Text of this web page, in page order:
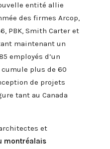
entité allie
des firmes Arcop,
PBK, Smith Carter et
maintenant un
employés d’un
cumule plus de 60
de projets
tant au Canada
et
montréalais